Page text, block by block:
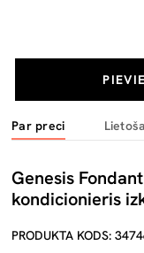
Par preci
Genesis
kondicionieris
PRODUKTA KODS: